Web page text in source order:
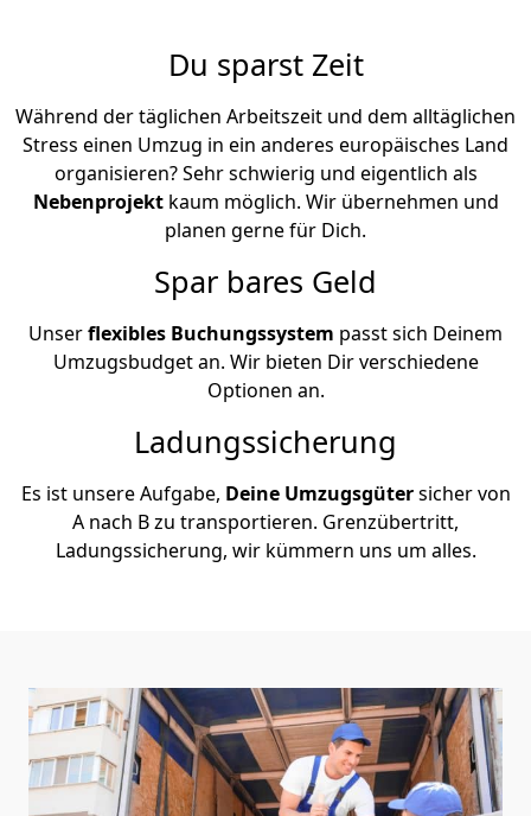
Du sparst Zeit
Während der täglichen Arbeitszeit und dem alltäglichen
Stress einen Umzug in ein anderes europäisches Land
organisieren? Sehr schwierig und eigentlich als
Nebenprojekt kaum möglich. Wir übernehmen und
planen gerne für Dich.
Spar bares Geld
Unserflexibles Buchungssystem passt sich Deinem
Umzugsbudget an. Wir bieten Dir verschiedene
Optionen an.
Ladungssicherung
Es ist unsere Aufgabe, Deine Umzugsgütersicher von
A nach B zu transportieren. Grenzübertritt,
Ladungssicherung, wir kümmern uns um alles.